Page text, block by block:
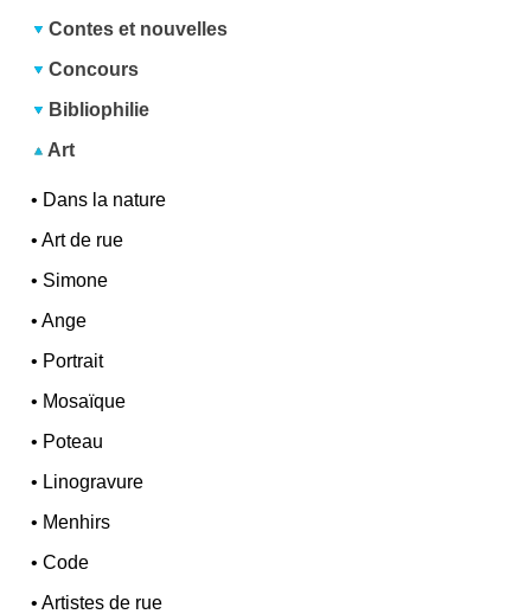
Contes et nouvelles
Concours
Bibliophilie
Art
• Dans la nature
•Art de rue
• Simone
•Ange
• Portrait
• Mosaïque
• Poteau
• Linogravure
• Menhirs
•Code
•Artistes de rue